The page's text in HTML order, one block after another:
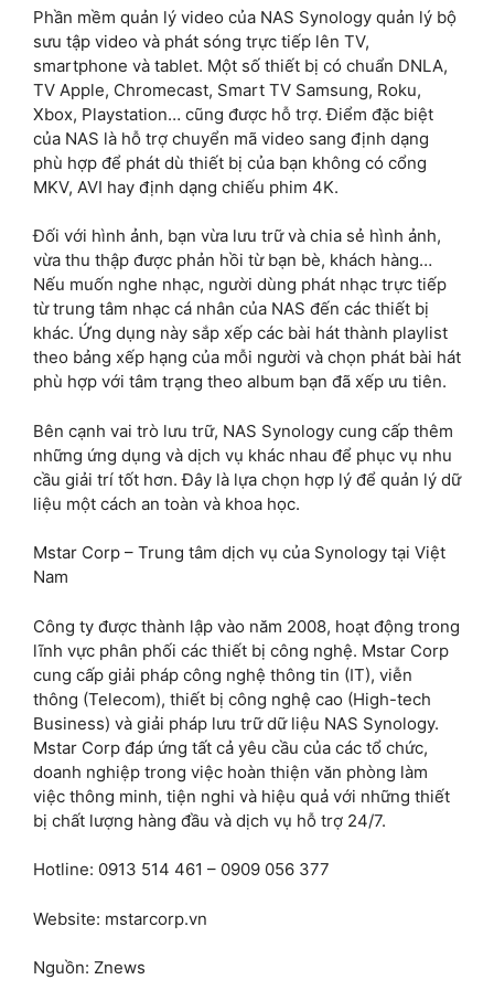
Phần mềm quản lý video của NAS Synology quản lý bộ
sưu tập video và phát sóng trực tiếp lên TV,
smartphone và tablet. Một số thiết bị có chuẩn DNLA,
TV Apple, Chromecast, Smart TV Samsung, Roku,
Xbox, Playstation… cũng được hỗ trợ. Điểm đặc biệt
của NAS là hỗ trợ chuyển mã video sang định dạng
phù hợp để phát dù thiết bị của bạn không có cổng
MKV, AVI hay định dạng chiếu phim 4K.
Đối với hình ảnh, bạn vừa lưu trữ và chia sẻ hình ảnh,
vừa thu thập được phản hồi từ bạn bè, khách hàng…
Nếu muốn nghe nhạc, người dùng phát nhạc trực tiếp
từ trung tâm nhạc cá nhân của NAS đến các thiết bị
khác. Ứng dụng này sắp xếp các bài hát thành playlist
theo bảng xếp hạng của mỗi người và chọn phát bài hát
phù hợp với tâm trạng theo album bạn đã xếp ưu tiên.
Bên cạnh vai trò lưu trữ, NAS Synology cung cấp thêm
những ứng dụng và dịch vụ khác nhau để phục vụ nhu
cầu giải trí tốt hơn. Đây là lựa chọn hợp lý để quản lý dữ
liệu một cách an toàn và khoa học.
Mstar Corp – Trung tâm dịch vụ của Synology tại Việt
Nam
Công ty được thành lập vào năm 2008, hoạt động trong
lĩnh vực phân phối các thiết bị công nghệ. Mstar Corp
cung cấp giải pháp công nghệ thông tin (IT), viễn
thông (Telecom), thiết bị công nghệ cao (High-tech
Business) và giải pháp lưu trữ dữ liệu NAS Synology.
Mstar Corp đáp ứng tất cả yêu cầu của các tổ chức,
doanh nghiệp trong việc hoàn thiện văn phòng làm
việc thông minh, tiện nghi và hiệu quả với những thiết
bị chất lượng hàng đầu và dịch vụ hỗ trợ 24/7.
Hotline: 0913 514 461 – 0909 056 377
Website: mstarcorp.vn
Nguồn: Znews